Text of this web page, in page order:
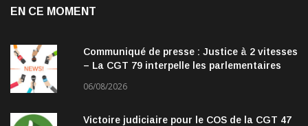
EN CE MOMENT
Communiqué de presse : Justice à 2 vitesses
– La CGT 79 interpelle les parlementaires
06/08/2026
Victoire judiciaire pour le COS de la CGT 47